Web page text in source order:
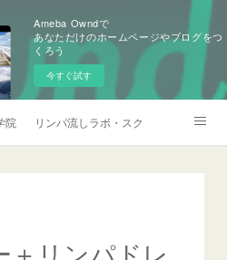
Ameba Owndで
あなただけのホームページやブログをつ
くろう
今すぐ試す
院長挨拶リンパ流しラボ・スクール説明会・
＋リンパドレ